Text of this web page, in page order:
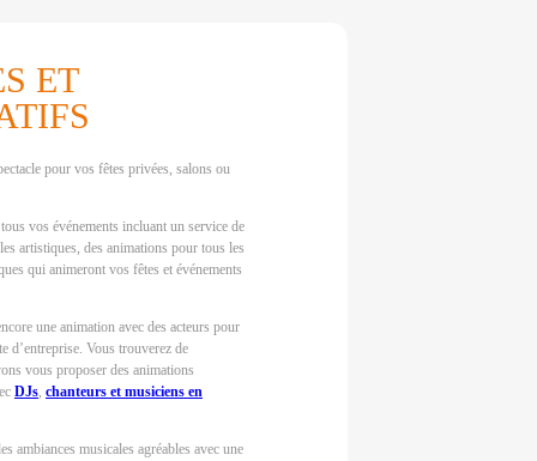
ET
pour vos fêtes privées, salons ou
vos événements incluant un service de
artistiques, des animations pour tous les
qui animeront vos fêtes et événements
une animation avec des acteurs pour
d’entreprise. Vous trouverez de
vous proposer des animations
DJs, chanteurs et musiciens en
ambiances musicales agréables avec une